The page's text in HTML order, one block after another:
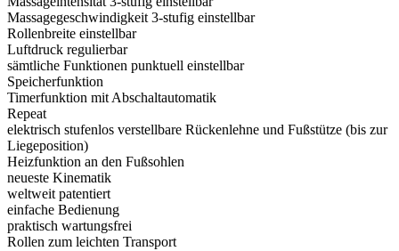
Massagegeschwindigkeit 3-stufig einstellbar
Rollenbreite einstellbar
Luftdruck regulierbar
sämtliche Funktionen punktuell einstellbar
Speicherfunktion
Timerfunktion mit Abschaltautomatik
Repeat
elektrisch stufenlos verstellbare Rückenlehne und Fußstütze (bis zur
Liegeposition)
Heizfunktion an den Fußsohlen
neueste Kinematik
weltweit patentiert
einfache Bedienung
praktisch wartungsfrei
Rollen zum leichten Transport